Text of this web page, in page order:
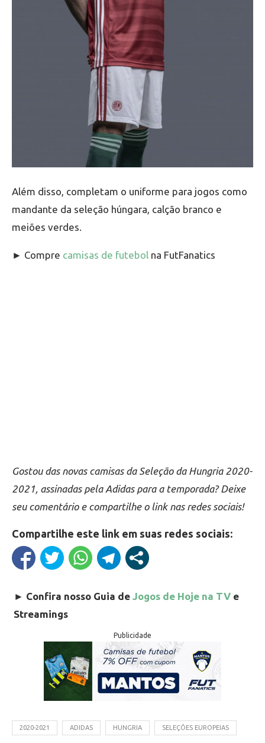
Além disso, completam o uniforme para jogos como
mandante da seleção húngara, calção branco e
meiões verdes.
► Compre camisas de futebol na FutFanatics
Gostou das novas camisas da Seleção da Hungria 2020-
2021, assinadas pela Adidas para a temporada? Deixe
seu comentário e compartilhe o link nas redes sociais!
Compartilhe este link em suas redes sociais:
► Confira nosso Guia de Jogos de Hoje na TV e
Streamings
Publicidade
2020-2021 ADIDAS HUNGRIA SELEÇÕES EUROPEIAS